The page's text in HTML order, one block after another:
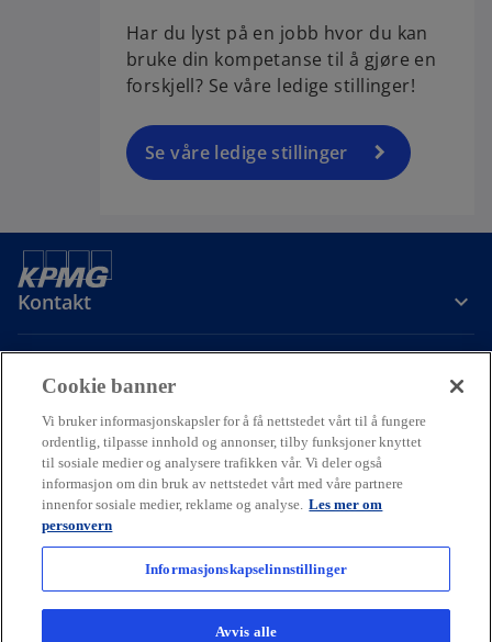
Har du lyst på en jobb hvor du kan
bruke din kompetanse til å gjøre en
forskjell? Se våre ledige stillinger!
Se våre ledige stillinger
Kontakt
Om oss
Karriere
o
e
n
s
i
o
p
e
n
s
o
p
e
n
s
© 2026 KPMG AS and KPMG Law Advokatfirma AS, Norwegian limited
liability companies and a member firm of the KPMG global
organization of independent member firms affiliated with KPMG
Cookie banner
Vi bruker informasjonskapsler for å få nettstedet vårt til å fungere
ordentlig, tilpasse innhold og annonser, tilby funksjoner knyttet
til sosiale medier og analysere trafikken vår. Vi deler også
informasjon om din bruk av nettstedet vårt med våre partnere
innenfor sosiale medier, reklame og analyse. Les mer om
personvern
Informasjonskapselinnstillinger
Avvis alle